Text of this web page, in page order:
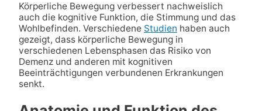
Körperliche Bewegung verbessert nachweislich
auch die kognitive Funktion, die Stimmung und das
Wohlbefinden. Verschiedene Studien haben auch
gezeigt, dass körperliche Bewegung in
verschiedenen Lebensphasen das Risiko von
Demenz und anderen mit kognitiven
Beeinträchtigungen verbundenen Erkrankungen
senkt.